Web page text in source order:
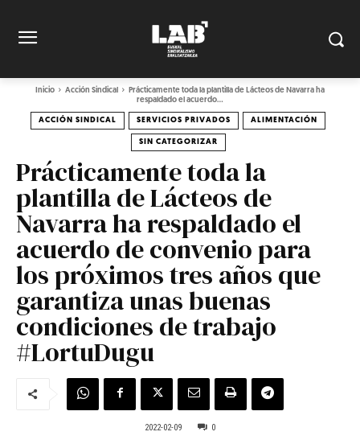
Inicio Acción Sindical
Prácticamente toda la plantilla de Lácteos de Navarra ha
respaldado el acuerdo...
ACCIÓN SINDICAL SERVICIOS PRIVADOS ALIMENTACIÓN
SIN CATEGORIZAR
Prácticamente toda la
plantilla de Lácteos de
Navarra ha respaldado el
acuerdo de convenio para
los próximos tres años que
garantiza unas buenas
condiciones de trabajo
#LortuDugu
2022-02-09 0